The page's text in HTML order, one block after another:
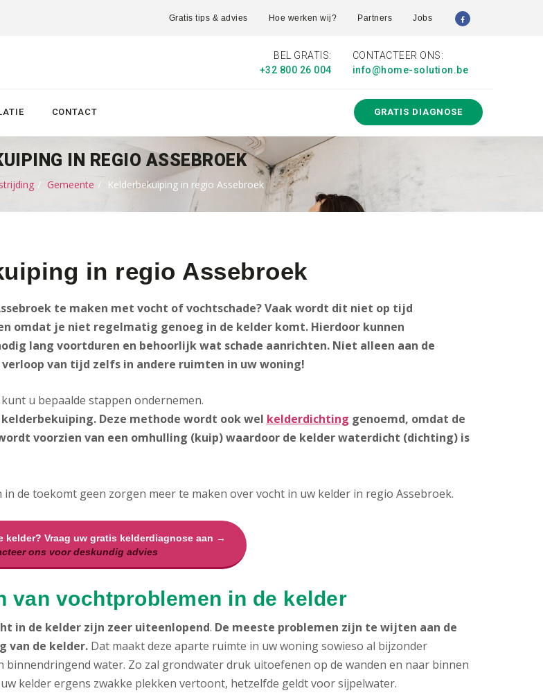
Gratis tips & advies Hoe werken wij? Partners Jobs
BEL GRATIS:
+32 800 26 004
CONTACTEER ONS:
info@home-solution.be
CONTACT GRATIS DIAGNOSE
IN REGIO ASSEBROEK
Gemeente Kelderbekuiping in regio Assebroek
in regio Assebroek
te maken met vocht of vochtschade? Vaak wordt dit niet op tijd
omdat je niet regelmatig genoeg in de kelder komt. Hierdoor kunnen
lang voortduren en behoorlijk wat schade aanrichten. Niet alleen aan de
van tijd zelfs in andere ruimten in uw woning!
u bepaalde stappen ondernemen.
. Deze methode wordt ook wel kelderdichting genoemd, omdat de
voorzien van een omhulling (kuip) waardoor de kelder waterdicht (dichting) is
in de toekomt geen zorgen meer te maken over vocht in uw kelder in regio Assebroek.
kelder? Vraag uw gratis kelderdiagnose aan →
ons voor deskundig advies
van vochtproblemen in de kelder
in de kelder zijn zeer uiteenlopend. De meeste problemen zijn te wijten aan de
van de kelder. Dat maakt deze aparte ruimte in uw woning sowieso al bijzonder
binnendringend water. Zo zal grondwater druk uitoefenen op de wanden en naar binnen
kelder ergens zwakke plekken vertoont, hetzelfde geldt voor sijpelwater.